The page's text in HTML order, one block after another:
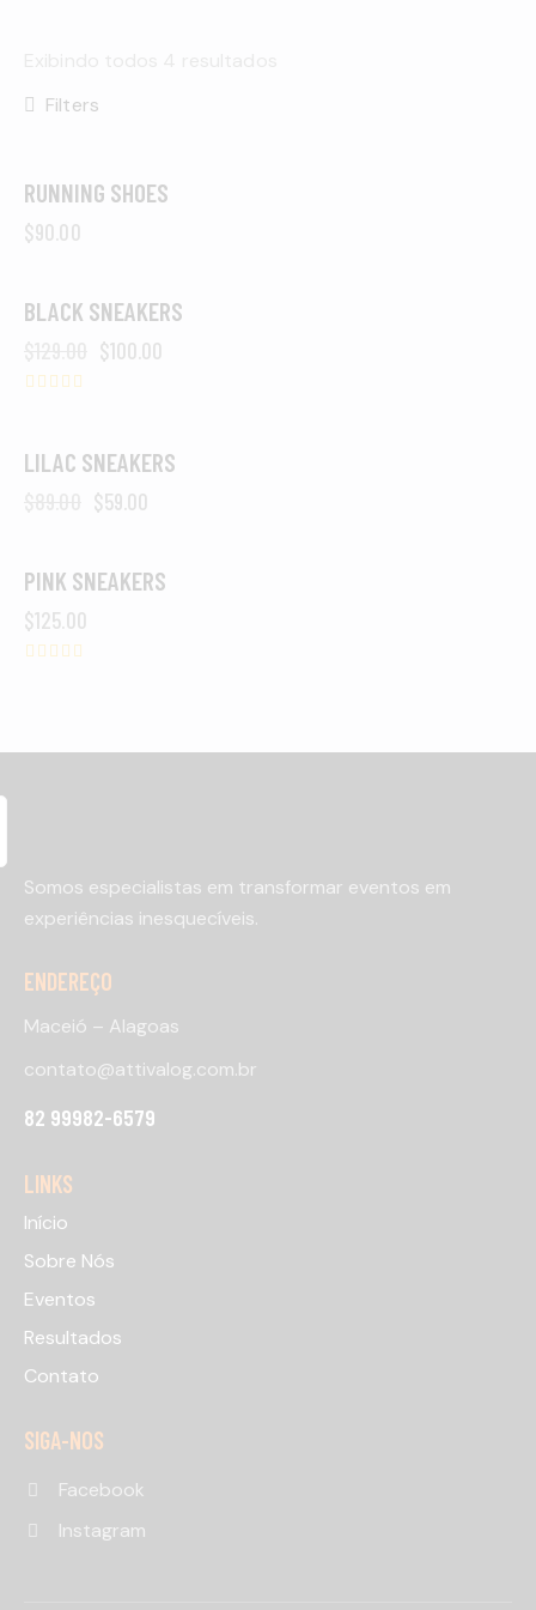
Filters
OUT OF STOCK
RUNNING SHOES
$90.00
-22%
BLACK SNEAKERS
$100.00
de 5
UP TO- 34%
LILAC SNEAKERS
$59.00
OUT OF STOCK
PINK SNEAKERS
$125.00
Somos especialistas em transformar eventos em
experiências inesquecíveis.
ENDEREÇO
Maceió – Alagoas
contato@attivalog.com.br
82 99982-6579
LINKS
Início
Sobre Nós
Eventos
Resultados
Contato
SIGA-NOS
Facebook
Instagram